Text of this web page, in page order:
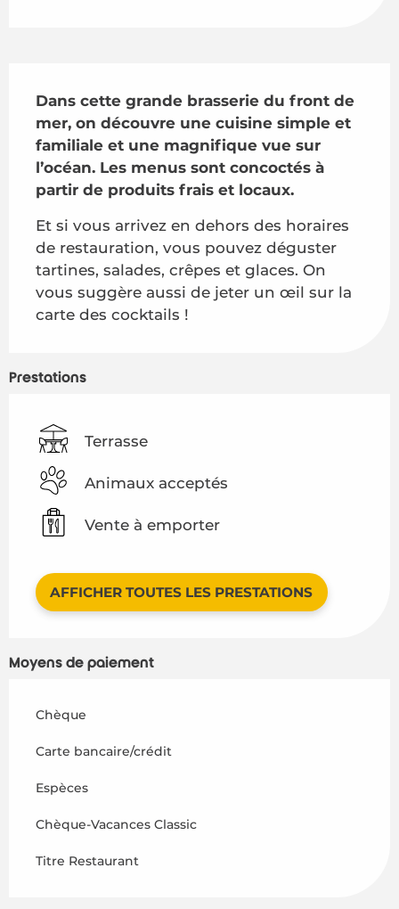
Dans cette grande brasserie du front de
mer, on découvre une cuisine simple et
familiale et une magnifique vue sur
l’océan. Les menus sont concoctés à
partir de produits frais et locaux.
Et si vous arrivez en dehors des horaires
de restauration, vous pouvez déguster
tartines, salades, crêpes et glaces. On
vous suggère aussi de jeter un œil sur la
carte des cocktails !
Prestations
Terrasse
Animaux acceptés
Vente à emporter
AFFICHER TOUTES LES PRESTATIONS
Moyens de paiement
Chèque
Carte bancaire/crédit
Espèces
Chèque-Vacances Classic
Titre Restaurant